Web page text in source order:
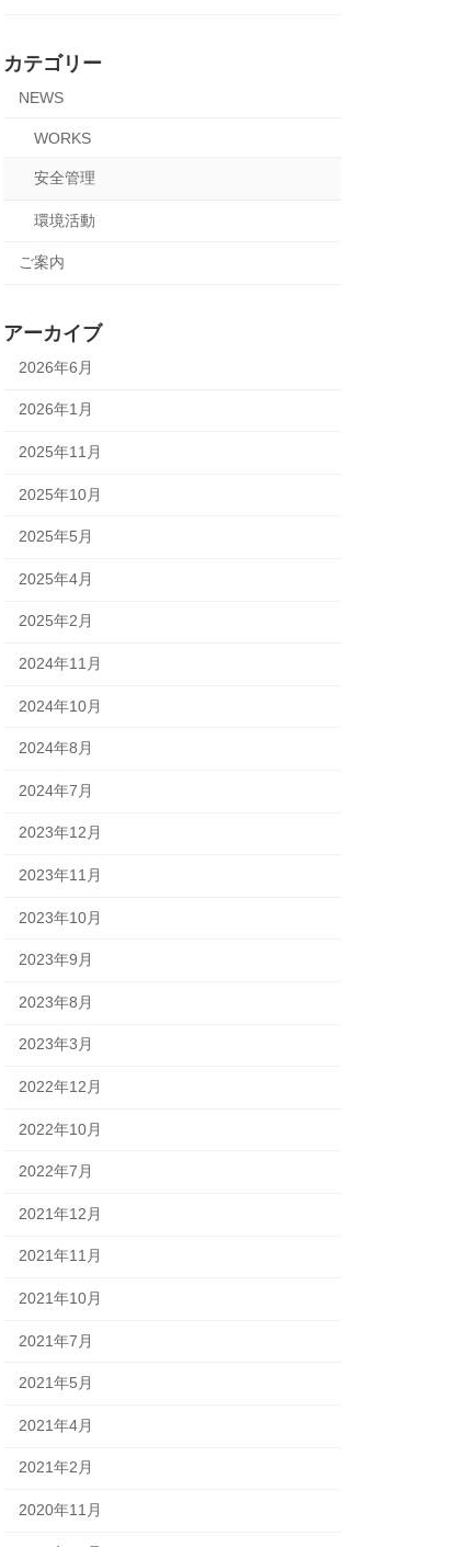
カテゴリー
NEWS
WORKS
安全管理
環境活動
ご案内
アーカイブ
2026年6月
2026年1月
2025年11月
2025年10月
2025年5月
2025年4月
2025年2月
2024年11月
2024年10月
2024年8月
2024年7月
2023年12月
2023年11月
2023年10月
2023年9月
2023年8月
2023年3月
2022年12月
2022年10月
2022年7月
2021年12月
2021年11月
2021年10月
2021年7月
2021年5月
2021年4月
2021年2月
2020年11月